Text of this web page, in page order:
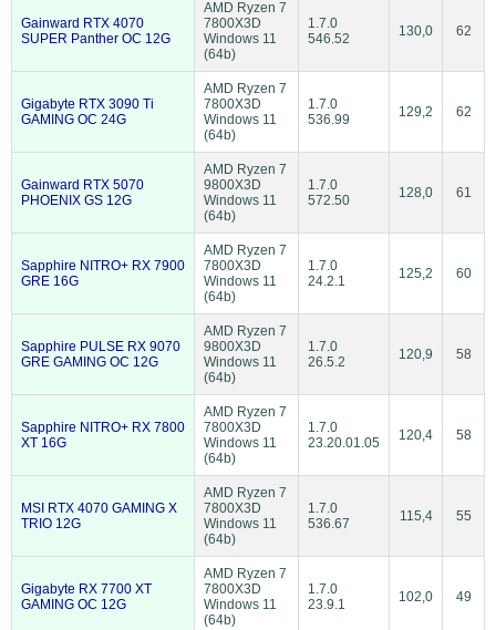
Gainward RTX 4070
SUPER Panther OC 12G
AMD Ryzen 7
7800X3D
Windows 11
(64b)
1.7.0
546.52
130,0 62
Gigabyte RTX 3090 Ti
GAMING OC 24G
AMD Ryzen 7
7800X3D
Windows 11
(64b)
1.7.0
536.99
129,2 62
Gainward RTX 5070
PHOENIX GS 12G
AMD Ryzen 7
9800X3D
Windows 11
(64b)
1.7.0
572.50
128,0 61
Sapphire NITRO+ RX 7900
GRE 16G
AMD Ryzen 7
7800X3D
Windows 11
(64b)
1.7.0
24.2.1
125,2 60
Sapphire PULSE RX 9070
GRE GAMING OC 12G
AMD Ryzen 7
9800X3D
Windows 11
(64b)
1.7.0
26.5.2
120,9 58
Sapphire NITRO+ RX 7800
XT 16G
AMD Ryzen 7
7800X3D
Windows 11
(64b)
1.7.0
23.20.01.05
120,4 58
MSI RTX 4070 GAMING X
TRIO 12G
AMD Ryzen 7
7800X3D
Windows 11
(64b)
1.7.0
536.67
115,4 55
Gigabyte RX 7700 XT
GAMING OC 12G
AMD Ryzen 7
7800X3D
Windows 11
(64b)
1.7.0
23.9.1
102,0 49